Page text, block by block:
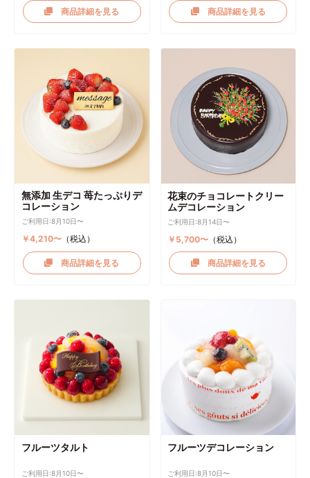
商品詳細を見る 商品詳細を見る
無添加 生デコ 苺たっぷりデ
コレーション
ご利用日:8月10日〜
￥4,210〜（税込）
商品詳細を見る
花束のチョコレートクリー
ムデコレーション
ご利用日:8月14日〜
￥5,700〜 （税込）
商品詳細を見る
フルーツタルト
ご利用日:8月10日〜
フルーツデコレーション
ご利用日:8月10日〜